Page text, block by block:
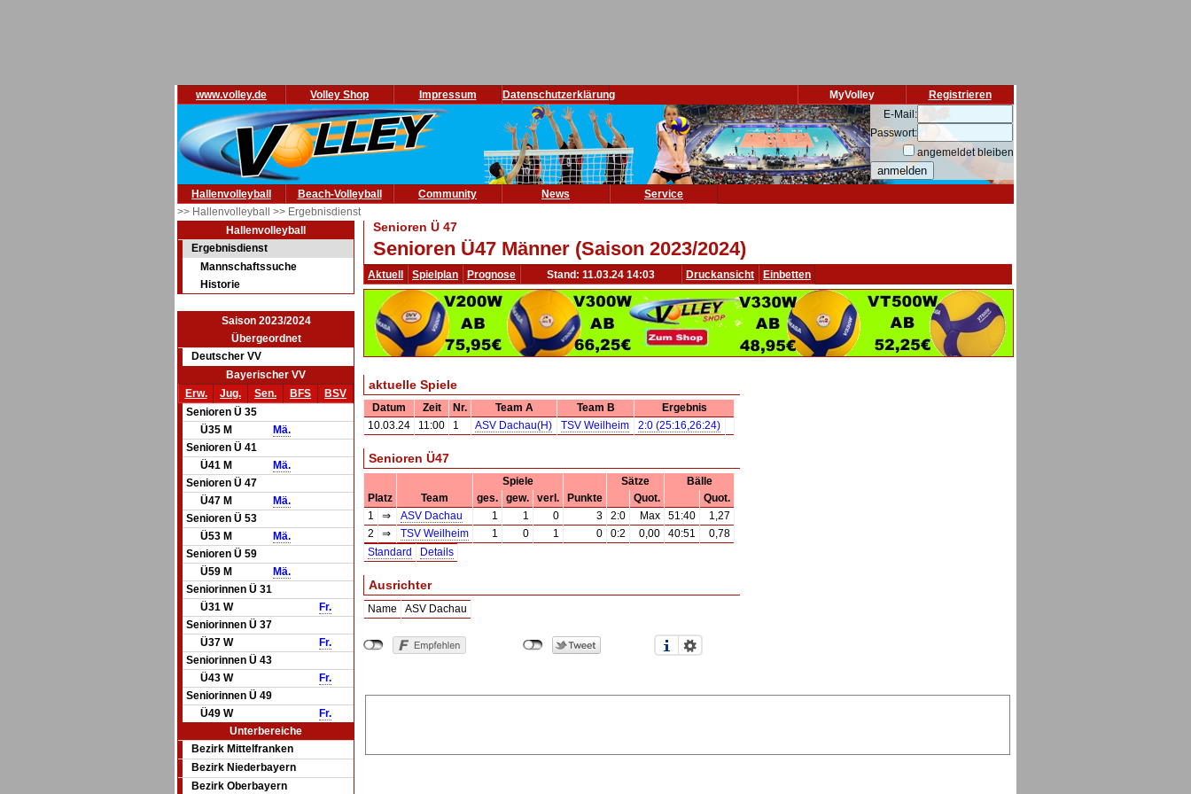
www.volley.de Volley Shop Impressum Datenschutzerklärung Registrieren
MyVolley
E-Mail:
Passwort:
angemeldet bleiben
Hallenvolleyball Beach-Volleyball Community News
Service
>> Hallenvolleyball >> Ergebnisdienst
Hallenvolleyball
Ergebnisdienst
Mannschaftssuche
Historie
Saison 2023/2024
Übergeordnet
Deutscher VV
Bayerischer VV
Erw.
Jug. Sen. BFS
BSV
Senioren Ü 35
Ü35 M
Mä.
Senioren Ü 41
Ü41 M
Mä.
Senioren Ü 47
Ü47 M
Mä.
Senioren Ü 53
Ü53 M
Mä.
Senioren Ü 59
Ü59 M
Mä.
Seniorinnen Ü 31
Ü31 W
Fr.
Seniorinnen Ü 37
Ü37 W
Fr.
Seniorinnen Ü 43
Ü43 W
Fr.
Seniorinnen Ü 49
Ü49 W
Fr.
Unterbereiche
Bezirk Mittelfranken
Bezirk Niederbayern
Bezirk Oberbayern
Senioren Ü 47
Senioren Ü47 Männer (Saison 2023/2024)
Aktuell Spielplan Prognose Stand: 11.03.24 14:03 Druckansicht Einbetten
aktuelle Spiele
Datum Zeit Nr. Team A Team B
Ergebnis
10.03.24
11:00 1 ASV Dachau(H) TSV Weilheim 2:0 (25:16,26:24)
Senioren Ü47
Spiele Sätze
Bälle
Platz
Team ges. gew. verl. Punkte Quot.
Quot.
1
⇒ ASV Dachau 1 1 0 3 2:0 Max 51:40
1,27
2
⇒ TSV Weilheim 1 0 1 0 0:2 0,00 40:51
0,78
Standard
Details
Ausrichter
Name ASV Dachau